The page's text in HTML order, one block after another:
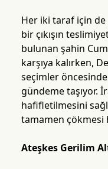
Her iki taraf için
bir çıkışın
bulunan şahin
karşıya kalırken,
seçimler
gündeme taşıyor.
hafifletilmesini
tamamen çökmesi
Ateşkes Gerilim